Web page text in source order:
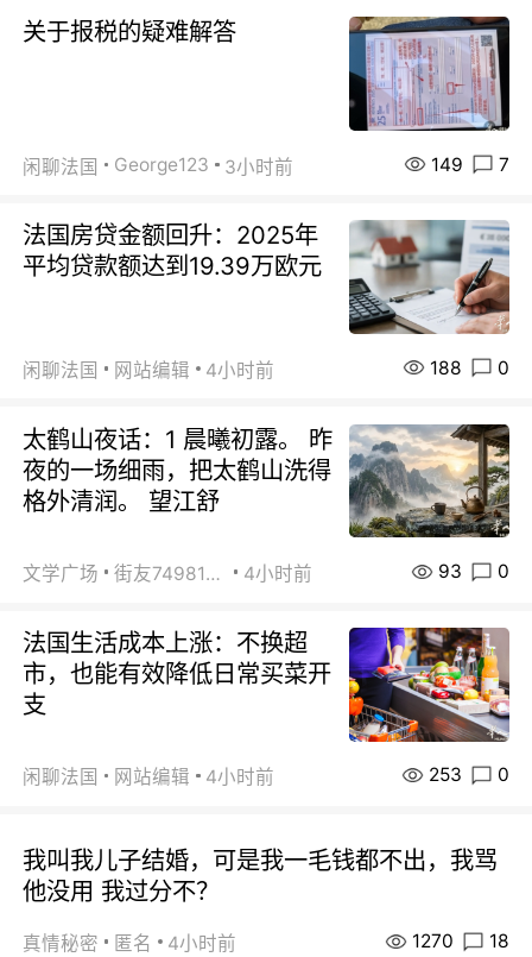
关于报税的疑难解答
闲聊法国 George123 3小时前 149 7
法国房贷金额回升：2025年
平均贷款额达到19.39万欧元
闲聊法国 网站编辑 4小时前 188 0
太鹤山夜话：1 晨曦初露。 昨
夜的一场细雨，把太鹤山洗得
格外清润。 望江舒
文学广场 街友74981146 4小时前 93 0
法国生活成本上涨：不换超
市，也能有效降低日常买菜开
支
闲聊法国 网站编辑 4小时前 253 0
我叫我儿子结婚，可是我一毛钱都不出，我骂
他没用 我过分不？
真情秘密 匿名 4小时前 1270 18